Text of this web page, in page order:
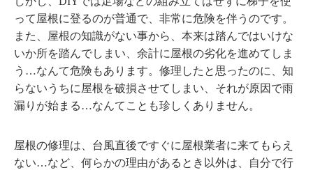
って屋根に登るのが普通で、非常に危険を伴うのです。
また、屋根の知識がない事から、本来は踏んではいけな
いか所を踏んでしまい、余計に屋根の劣化を進めてしま
う…なんて危険もあります。修理したと思ったのに、知
らないうちに屋根を破損させてしまい、それが原因で雨
漏りが始まる…なんてことも珍しくありません。
屋根の修理は、台風直後ですぐに屋根業者に来てもらえ
ない…など、何らかの理由があるとき以外は、自分で行